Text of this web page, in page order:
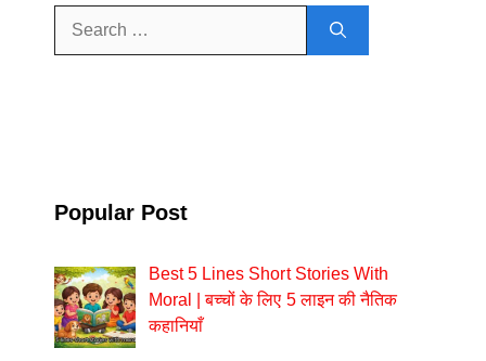
Popular Post
Best 5 Lines Short Stories With
Moral | बच्चों के लिए 5 लाइन की नैतिक
कहानियाँ